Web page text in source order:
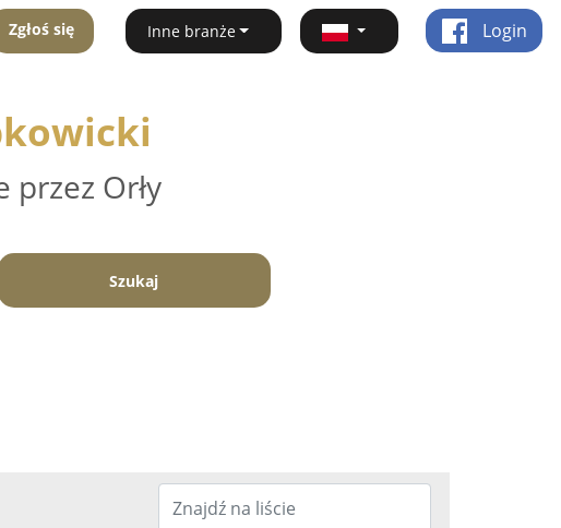
Zgłoś się Inne branże Login
Orły
Szukaj